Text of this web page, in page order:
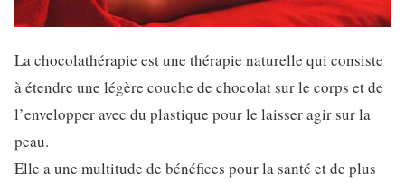
La chocolathérapie est une thérapie naturelle qui consiste
à étendre une légère couche de chocolat sur le corps et de
l’envelopper avec du plastique pour le laisser agir sur la
peau.
Elle a une multitude de bénéfices pour la santé et de plus